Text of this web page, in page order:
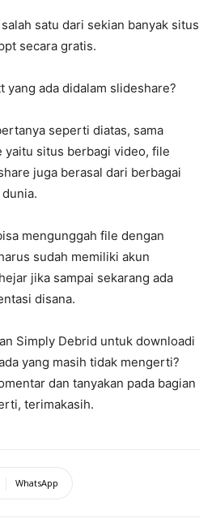
satu dari sekian banyak situs
secara gratis.
yang ada didalam slideshare?
seperti diatas, sama
yaitu situs berbagi video, file
juga berasal dari berbagai
mengunggah file dengan
sudah memiliki akun
jika sampai sekarang ada
disana.
Simply Debrid untuk downloadi
yang masih tidak mengerti?
dan tanyakan pada bagian
terimakasih.
WhatsApp